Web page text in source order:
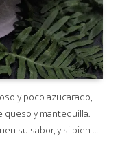
y poco azucarado,
y mantequilla.
su sabor, y si bien …